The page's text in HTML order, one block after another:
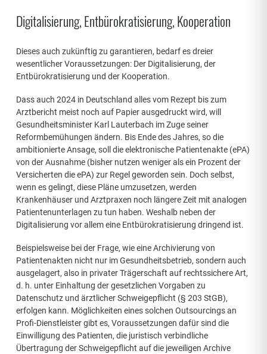
Digitalisierung, Entbürokratisierung, Kooperation
Dieses auch zukünftig zu garantieren, bedarf es dreier
wesentlicher Voraussetzungen: Der Digitalisierung, der
Entbürokratisierung und der Kooperation.
Dass auch 2024 in Deutschland alles vom Rezept bis zum
Arztbericht meist noch auf Papier ausgedruckt wird, will
Gesundheitsminister Karl Lauterbach im Zuge seiner
Reformbemühungen ändern. Bis Ende des Jahres, so die
ambitionierte Ansage, soll die elektronische Patientenakte (ePA)
von der Ausnahme (bisher nutzen weniger als ein Prozent der
Versicherten die ePA) zur Regel geworden sein. Doch selbst,
wenn es gelingt, diese Pläne umzusetzen, werden
Krankenhäuser und Arztpraxen noch längere Zeit mit analogen
Patientenunterlagen zu tun haben. Weshalb neben der
Digitalisierung vor allem eine Entbürokratisierung dringend ist.
Beispielsweise bei der Frage, wie eine Archivierung von
Patientenakten nicht nur im Gesundheitsbetrieb, sondern auch
ausgelagert, also in privater Trägerschaft auf rechtssichere Art,
d. h. unter Einhaltung der gesetzlichen Vorgaben zu
Datenschutz und ärztlicher Schweigepflicht (§ 203 StGB),
erfolgen kann. Möglichkeiten eines solchen Outsourcings an
Profi-Dienstleister gibt es, Voraussetzungen dafür sind die
Einwilligung des Patienten, die juristisch verbindliche
Übertragung der Schweigepflicht auf die jeweiligen Archive